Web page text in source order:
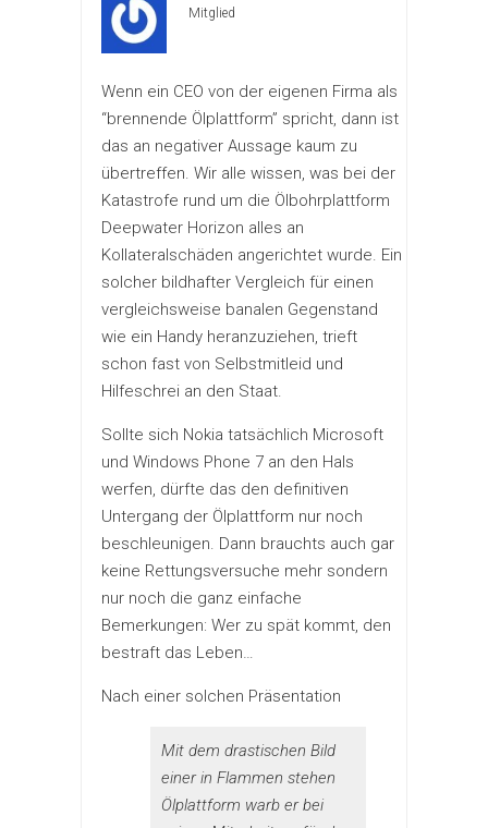
Mitglied
Wenn ein CEO von der eigenen Firma als
“brennende Ölplattform” spricht, dann ist
das an negativer Aussage kaum zu
übertreffen. Wir alle wissen, was bei der
Katastrofe rund um die Ölbohrplattform
Deepwater Horizon alles an
Kollateralschäden angerichtet wurde. Ein
solcher bildhafter Vergleich für einen
vergleichsweise banalen Gegenstand
wie ein Handy heranzuziehen, trieft
schon fast von Selbstmitleid und
Hilfeschrei an den Staat.
Sollte sich Nokia tatsächlich Microsoft
und Windows Phone 7 an den Hals
werfen, dürfte das den definitiven
Untergang der Ölplattform nur noch
beschleunigen. Dann brauchts auch gar
keine Rettungsversuche mehr sondern
nur noch die ganz einfache
Bemerkungen: Wer zu spät kommt, den
bestraft das Leben…
Nach einer solchen Präsentation
Mit dem drastischen Bild
einer in Flammen stehen
Ölplattform warb er bei